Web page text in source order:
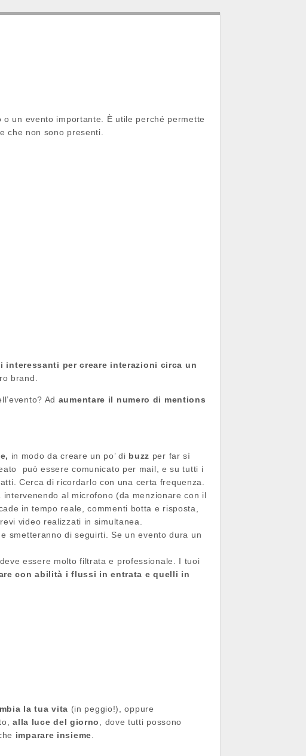
un evento importante. È utile perché permette
che non sono presenti.
interessanti per creare interazioni circa un
brand.
Ad aumentare il numero di mentions
in modo da creare un po’ di buzz per far sì
può essere comunicato per mail, e su tutti i
Cerca di ricordarlo con una certa frequenza.
intervenendo al microfono (da menzionare con il
in tempo reale, commenti botta e risposta,
video realizzati in simultanea.
smetteranno di seguirti. Se un evento dura un
essere molto filtrata e professionale. I tuoi
con abilità i flussi in entrata e quelli in
la tua vita (in peggio!), oppure
alla luce del giorno
, dove tutti possono
imparare insieme